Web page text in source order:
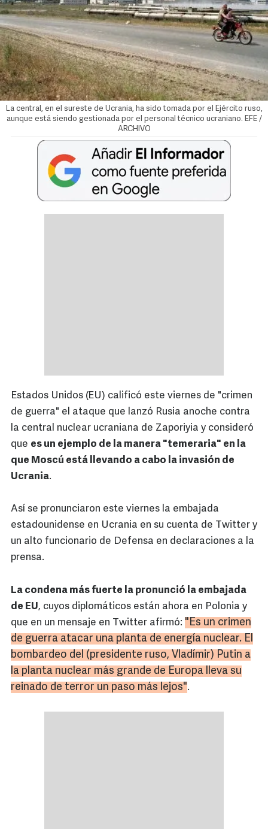
La central, en el sureste de Ucrania, ha sido tomada por el Ejército ruso,
aunque está siendo gestionada por el personal técnico ucraniano. EFE /
ARCHIVO
Estados Unidos (EU) calificó este viernes de "crimen
de guerra" el ataque que lanzó Rusia anoche contra
la central nuclear ucraniana de Zaporiyia y consideró
que es un ejemplo de la manera "temeraria" en la
que Moscú está llevando a cabo la invasión de
Ucrania.
Así se pronunciaron este viernes la embajada
estadounidense en Ucrania en su cuenta de Twitter y
un alto funcionario de Defensa en declaraciones a la
prensa.
La condena más fuerte la pronunció la embajada
de EU, cuyos diplomáticos están ahora en Polonia y
que en un mensaje en Twitter afirmó: "Es un crimen
de guerra atacar una planta de energía nuclear. El
bombardeo del (presidente ruso, Vladímir) Putin a
la planta nuclear más grande de Europa lleva su
reinado de terror un paso más lejos".